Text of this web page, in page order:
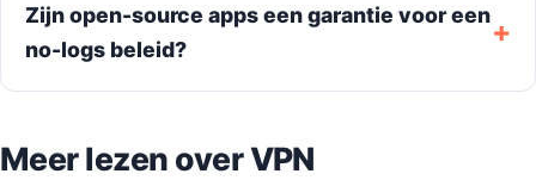
Zijn open-source apps een garantie voor een
no-logs beleid?
Meer lezen over VPN